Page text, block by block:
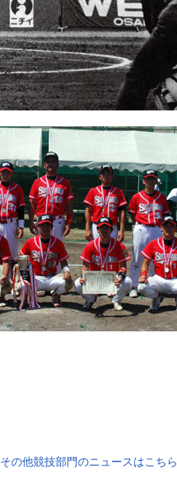
その他競技部門のニュースはこちら